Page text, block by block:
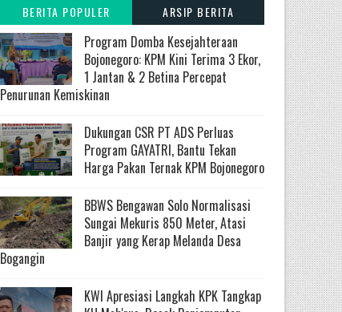
BERITA POPULER ARSIP BERITA
Program Domba Kesejahteraan
Bojonegoro: KPM Kini Terima 3 Ekor,
1 Jantan & 2 Betina Percepat
Penurunan Kemiskinan
Dukungan CSR PT ADS Perluas
Program GAYATRI, Bantu Tekan
Harga Pakan Ternak KPM Bojonegoro
BBWS Bengawan Solo Normalisasi
Sungai Mekuris 850 Meter, Atasi
Banjir yang Kerap Melanda Desa
Bogangin
KWI Apresiasi Langkah KPK Tangkap